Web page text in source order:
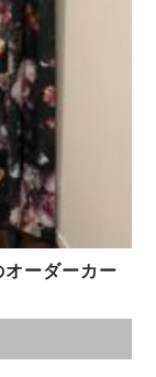
ーダーカー